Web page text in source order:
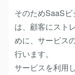
そのためSaaS
は、顧客にスト
めに、サービス
行います。
サービスを利用